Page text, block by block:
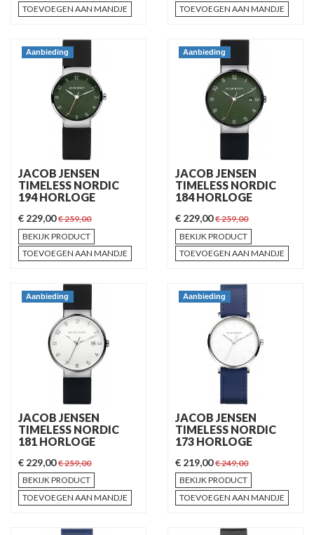
TOEVOEGEN AAN MANDJE
TOEVOEGEN AAN MANDJE
Aanbieding
JACOB JENSEN
TIMELESS NORDIC
194 HORLOGE
€ 229,00€ 259,00
BEKIJK PRODUCT
TOEVOEGEN AAN MANDJE
Aanbieding
JACOB JENSEN
TIMELESS NORDIC
184 HORLOGE
€ 229,00€ 259,00
BEKIJK PRODUCT
TOEVOEGEN AAN MANDJE
Aanbieding
JACOB JENSEN
TIMELESS NORDIC
181 HORLOGE
€ 229,00€ 259,00
BEKIJK PRODUCT
TOEVOEGEN AAN MANDJE
Aanbieding
JACOB JENSEN
TIMELESS NORDIC
173 HORLOGE
€ 219,00€ 249,00
BEKIJK PRODUCT
TOEVOEGEN AAN MANDJE